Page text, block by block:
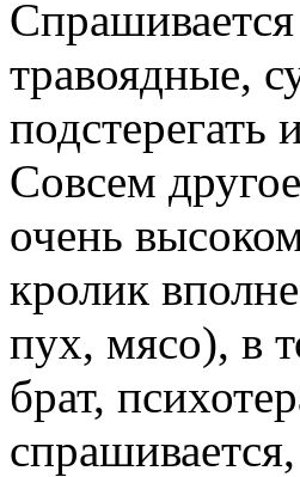
травоядные,
подстерегать
Совсем
очень
кролик
пух, мясо), в
брат,